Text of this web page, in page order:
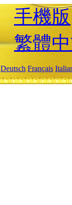
手機版
繁體
Deutsch Français